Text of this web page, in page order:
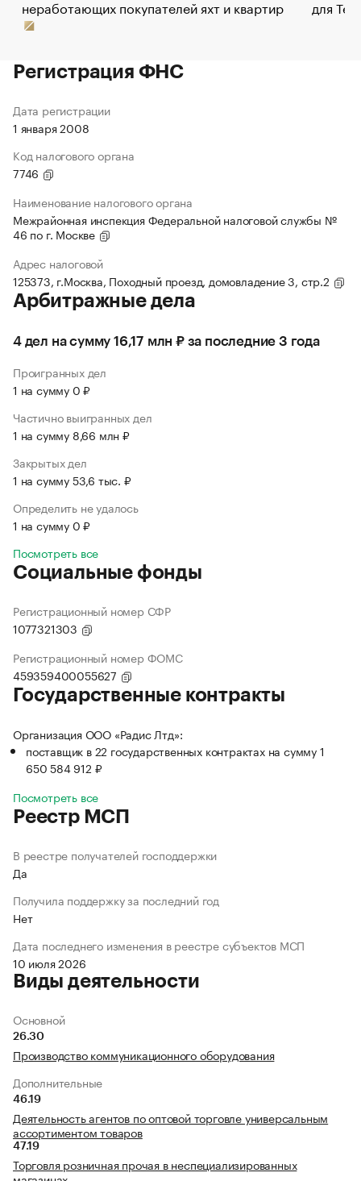
неработающих покупателей яхт и квартир
для
Регистрация ФНС
Дата регистрации
1 января 2008
Код налогового органа
7746
Наименование налогового органа
Межрайонная инспекция Федеральной налоговой службы №
46 по г. Москве
Адрес налоговой
125373, г.Москва, Походный проезд, домовладение 3, стр.2
Арбитражные дела
4 дел на сумму 16,17 млн ₽ за последние 3 года
Проигранных дел
1 на сумму 0 ₽
Частично выигранных дел
1 на сумму 8,66 млн ₽
Закрытых дел
1 на сумму 53,6 тыс. ₽
Определить не удалось
1 на сумму 0 ₽
Посмотреть все
Социальные фонды
Регистрационный номер СФР
1077321303
Регистрационный номер ФОМС
459359400055627
Государственные контракты
Организация ООО «Радис Лтд»:
поставщик в 22 государственных контрактах на сумму 1
650 584 912 ₽
Посмотреть все
Реестр МСП
В реестре получателей господдержки
Да
Получила поддержку за последний год
Нет
Дата последнего изменения в реестре субъектов МСП
10 июля 2026
Виды деятельности
Основной
26.30
Производство коммуникационного оборудования
Дополнительные
46.19
Деятельность агентов по оптовой торговле универсальным
ассортиментом товаров
47.19
Торговля розничная прочая в неспециализированных